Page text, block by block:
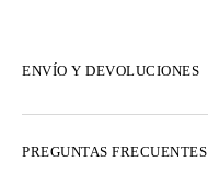
ENVÍO Y DEVOLUCIONES
PREGUNTAS FRECUENTES